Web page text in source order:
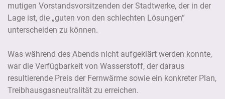
mutigen Vorstandsvorsitzenden der Stadtwerke, der in der
Lage ist, die „guten von den schlechten Lösungen“
unterscheiden zu können.
Was während des Abends nicht aufgeklärt werden konnte,
war die Verfügbarkeit von Wasserstoff, der daraus
resultierende Preis der Fernwärme sowie ein konkreter Plan,
Treibhausgasneutralität zu erreichen.